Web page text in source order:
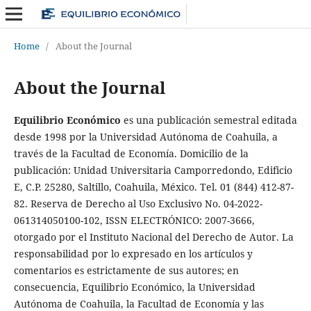
Home / About the Journal
About the Journal
Equilibrio Económico es una publicación semestral editada
desde 1998 por la Universidad Autónoma de Coahuila, a
través de la Facultad de Economía. Domicilio de la
publicación: Unidad Universitaria Camporredondo, Edificio
E, C.P. 25280, Saltillo, Coahuila, México. Tel. 01 (844) 412-87-
82. Reserva de Derecho al Uso Exclusivo No. 04-2022-
061314050100-102, ISSN ELECTRÓNICO: 2007-3666,
otorgado por el Instituto Nacional del Derecho de Autor. La
responsabilidad por lo expresado en los artículos y
comentarios es estrictamente de sus autores; en
consecuencia, Equilibrio Económico, la Universidad
Autónoma de Coahuila, la Facultad de Economía y las